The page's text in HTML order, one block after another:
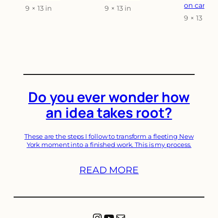
Attributes
9 × 13 in
Attributes
9 × 13 in
on
9 × 13 in
Do you ever wonder how
an idea takes root?
These are the steps I follow to transform a fleeting New
York moment into a finished work. This is my process.
READ MORE